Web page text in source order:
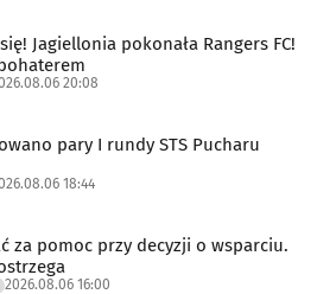
Jagiellonia pokonała Rangers FC!
20:08
pary I rundy STS Pucharu
18:44
za pomoc przy decyzji o wsparciu.
2026.08.06 16:00